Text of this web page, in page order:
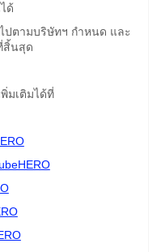
ด้
ปตามบริษัทฯ กำหนด และ
สิ้นสุด
มเติมได้ที่